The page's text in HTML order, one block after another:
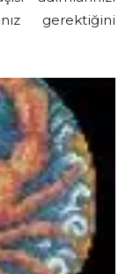
gerektiğini